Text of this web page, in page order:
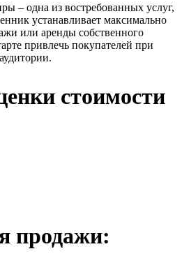
– одна из востребованных услуг,
устанавливает максимально
или аренды собственного
привлечь покупателей при
стоимости
продажи: